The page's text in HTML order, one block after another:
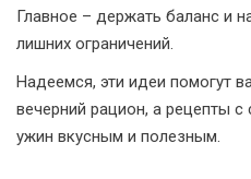
Главное – держать баланс и
лишних ограничений.
Надеемся, эти идеи помогут
вечерний рацион, а рецепты
ужин вкусным и полезным.